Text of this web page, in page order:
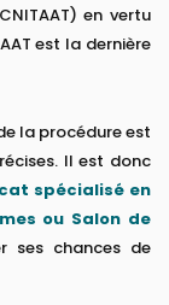
en vertu
est la dernière
la procédure est
Il est donc
spécialisé en
ou Salon de
ses chances de